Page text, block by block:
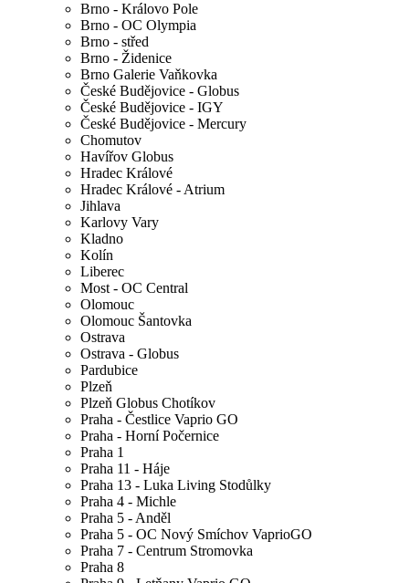
Brno - Královo Pole
Brno - OC Olympia
Brno - střed
Brno - Židenice
Brno Galerie Vaňkovka
České Budějovice - Globus
České Budějovice - IGY
České Budějovice - Mercury
Chomutov
Havířov Globus
Hradec Králové
Hradec Králové - Atrium
Jihlava
Karlovy Vary
Kladno
Kolín
Liberec
Most - OC Central
Olomouc
Olomouc Šantovka
Ostrava
Ostrava - Globus
Pardubice
Plzeň
Plzeň Globus Chotíkov
Praha - Čestlice Vaprio GO
Praha - Horní Počernice
Praha 1
Praha 11 - Háje
Praha 13 - Luka Living Stodůlky
Praha 4 - Michle
Praha 5 - Anděl
Praha 5 - OC Nový Smíchov VaprioGO
Praha 7 - Centrum Stromovka
Praha 8